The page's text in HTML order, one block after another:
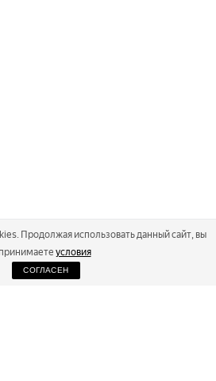
Продолжая использовать данный сайт, вы
принимаете условия
СОГЛАСЕН